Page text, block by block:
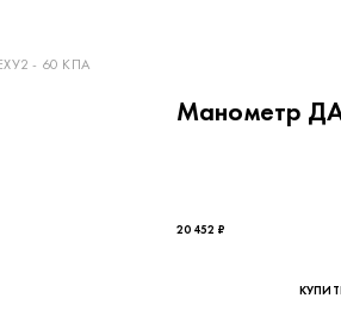
- 60 КПА
Манометр
16 763,93 ₽ - цена без НДС